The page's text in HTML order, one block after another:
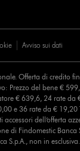
Avviso sui dati
Offerta di credito
Prezzo del bene €
€ 639,6, 24 rate da
e 36 rate da € 19,20
dell’offerta
di Findomestic
S.p.A., non in esclusiva.